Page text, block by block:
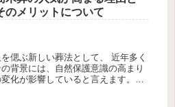
のメリットについて
偲ぶ新しい葬法として、 近年多く
背景には、自然保護意識の高まり
化が影響していると言えます。以